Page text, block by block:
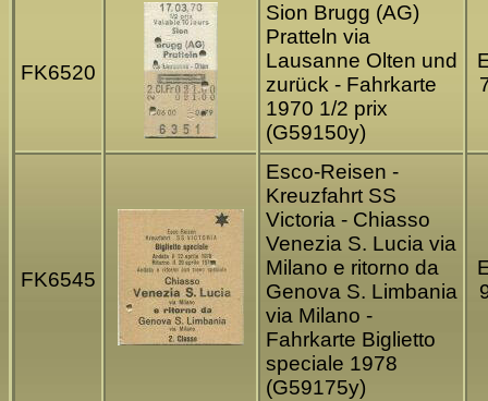
FK6520
Sion Brugg (AG)
Pratteln via
Lausanne Olten und
zurück - Fahrkarte
1970 1/2 prix
(G59150y)
FK6545
Esco-Reisen -
Kreuzfahrt SS
Victoria - Chiasso
Venezia S. Lucia via
Milano e ritorno da
Genova S. Limbania
via Milano -
Fahrkarte Biglietto
speciale 1978
(G59175y)